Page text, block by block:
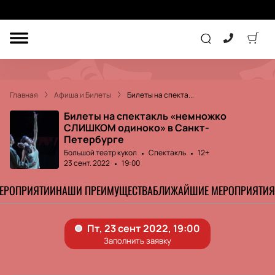
ДРУГОЕ
ДЕТЯМ
ПОДАРОЧНЫЕ
СЕРТИФИКАТЫ
Другое
Концерт
Детский спектакль
Главная Афиша и Билеты Билеты на спекта...
Билеты на спектакль «немножко
СЛИШКОМ одиноко» в Санкт-
Петербурге
Большой театр кукол Спектакль
12+
23 сент. 2022
19:00
НАШИ ПРЕИМУЩЕСТВАБЛИЖАЙШИЕ МЕРОПРИЯТИЯ